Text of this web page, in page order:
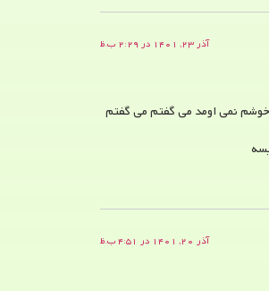
آذر ۲۳, ۱۴۰۱ در ۲:۲۹ ب.ظ
نمی اومد می گفتم می گفتم
آذر ۲۰, ۱۴۰۱ در ۴:۵۱ ب.ظ